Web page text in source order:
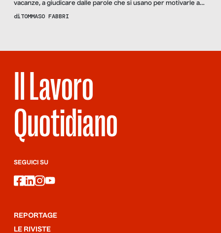
vacanze, a giudicare dalle parole che si usano per motivarle agli
amici e ai colleghi o per attestarne la riuscita, al ritorno. Ora è il
diTOMMASO FABBRI
Il Lavoro
Quotidiano
SEGUICI SU
facebook
linkedin
instagram
youtube
REPORTAGE
LE RIVISTE